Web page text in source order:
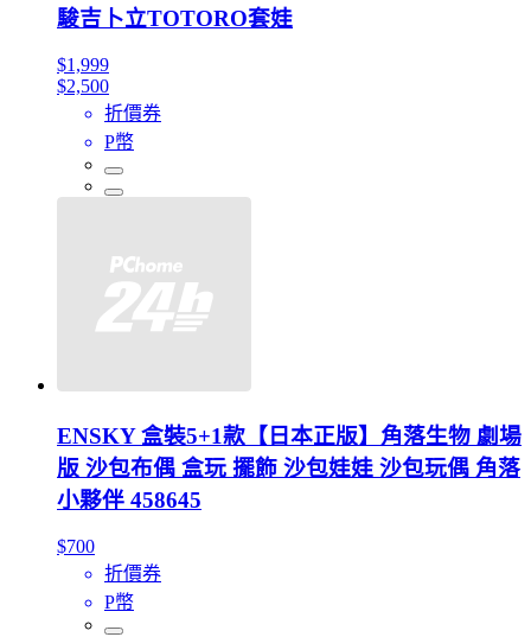
駿吉卜立TOTORO套娃
$1,999
$2,500
折價券
P幣
ENSKY 盒裝5+1款【日本正版】角落生物 劇場
版 沙包布偶 盒玩 擺飾 沙包娃娃 沙包玩偶 角落
小夥伴 458645
$700
折價券
P幣